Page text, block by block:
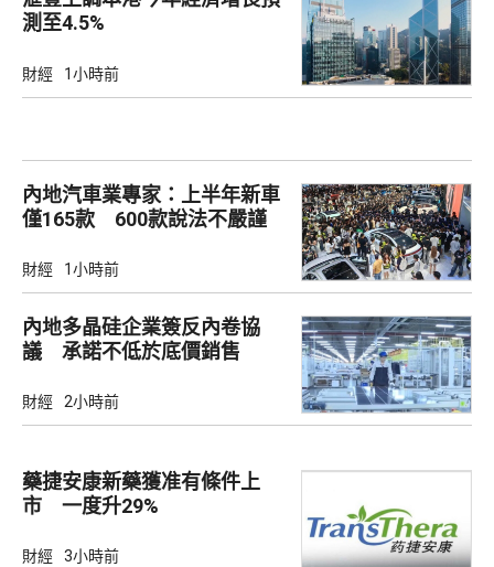
測至4.5%
財經 1小時前
內地汽車業專家：上半年新車
僅165款 600款說法不嚴謹
財經 1小時前
內地多晶硅企業簽反內卷協
議 承諾不低於底價銷售
財經 2小時前
藥捷安康新藥獲准有條件上
市 一度升29%
財經 3小時前